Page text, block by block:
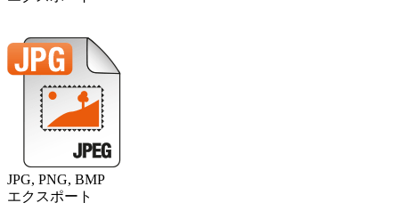
JPG, PNG, BMP
エクスポート